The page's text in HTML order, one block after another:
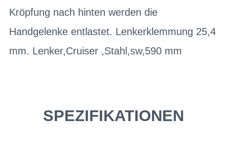
Kröpfung nach hinten werden die
Handgelenke entlastet. Lenkerklemmung 25,4
mm. Lenker,Cruiser ,Stahl,sw,590 mm
SPEZIFIKATIONEN